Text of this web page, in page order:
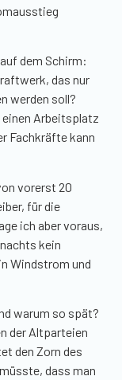
dem Schirm:
das nur
werden soll?
Arbeitsplatz
Fachkräfte kann
vorerst 20
für die
ich aber voraus,
kein
Windstrom und
warum so spät?
der Altparteien
den Zorn des
dass man